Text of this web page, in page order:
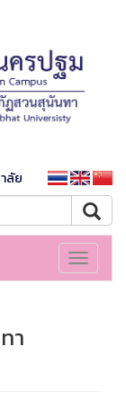
ลัย
Toggle
า